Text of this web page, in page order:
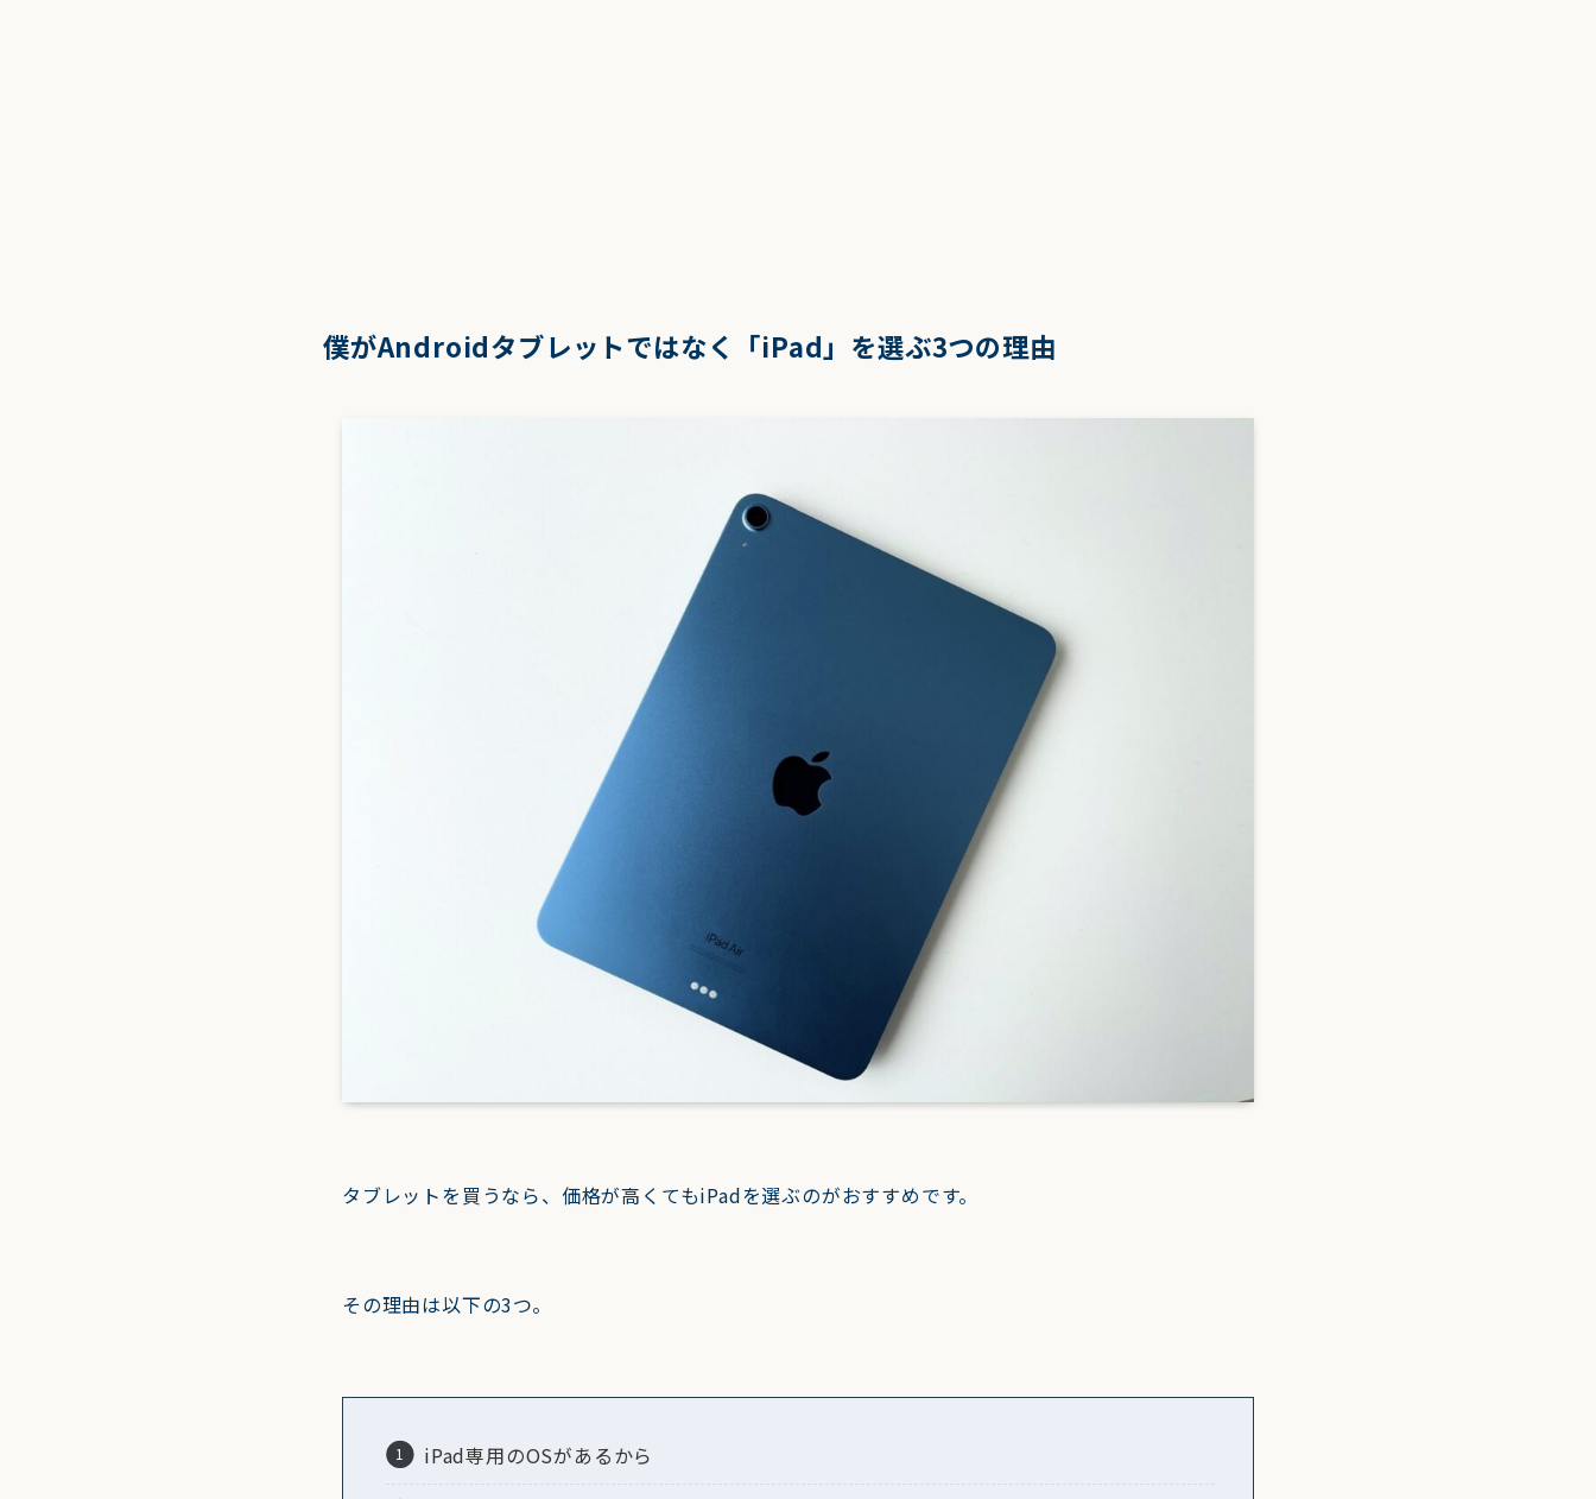
僕がAndroidタブレットではなく「iPad」を選ぶ3つの理由
タブレットを買うなら、価格が高くてもiPadを選ぶのがおすすめです。
その理由は以下の3つ。
iPad専用のOSがあるから